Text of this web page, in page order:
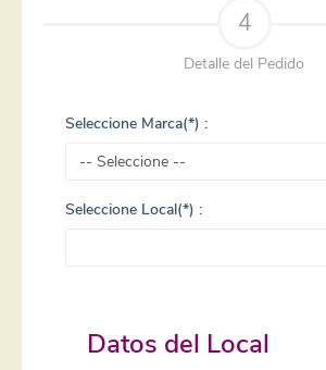
4
Detalle del Pedido
Seleccione Marca(*) :
Seleccione Local(*) :
Datos del Local